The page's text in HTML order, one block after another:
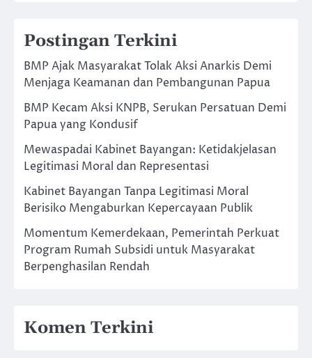
Postingan Terkini
BMP Ajak Masyarakat Tolak Aksi Anarkis Demi
Menjaga Keamanan dan Pembangunan Papua
BMP Kecam Aksi KNPB, Serukan Persatuan Demi
Papua yang Kondusif
Mewaspadai Kabinet Bayangan: Ketidakjelasan
Legitimasi Moral dan Representasi
Kabinet Bayangan Tanpa Legitimasi Moral
Berisiko Mengaburkan Kepercayaan Publik
Momentum Kemerdekaan, Pemerintah Perkuat
Program Rumah Subsidi untuk Masyarakat
Berpenghasilan Rendah
Komen Terkini